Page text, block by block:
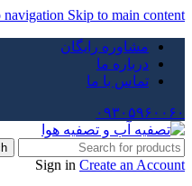
navigation Skip to main content
مشاوره رایگان
درباره ما
تماس با ما
۰۹۳۰۵۹۶۰۰۶۰
Sign in Create an Account